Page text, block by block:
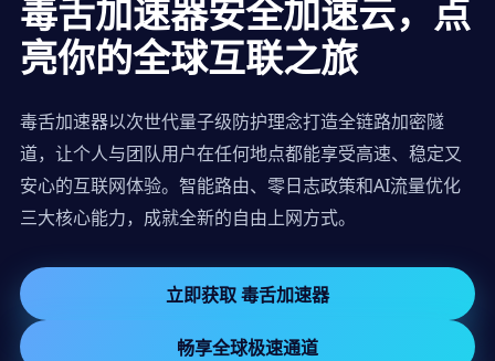
毒舌加速器安全加速云，点
亮你的全球互联之旅
毒舌加速器以次世代量子级防护理念打造全链路加密隧
道，让个人与团队用户在任何地点都能享受高速、稳定又
安心的互联网体验。智能路由、零日志政策和AI流量优化
三大核心能力，成就全新的自由上网方式。
立即获取 毒舌加速器
畅享全球极速通道